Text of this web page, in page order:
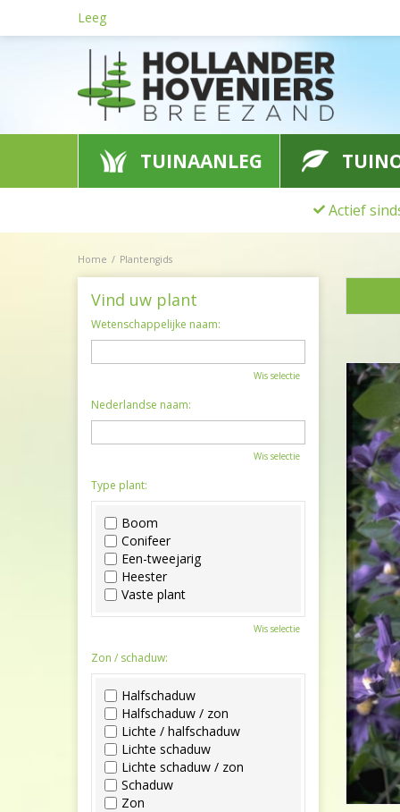
Home Plantengids
Leeg
TUINAANLEG
Actief
Vind uw plant
Wetenschappelijke naam:
Wis selectie
Nederlandse naam:
Wis selectie
Type plant:
Boom
Conifeer
Een-tweejarig
Heester
Vaste plant
Wis selectie
Zon / schaduw:
Halfschaduw
Halfschaduw / zon
Lichte / halfschaduw
Lichte schaduw
Lichte schaduw / zon
Schaduw
Zon